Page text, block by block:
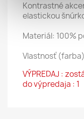
Kontrastné
elastickou
Materiál: 100%
Vlastnosť
VÝPREDAJ :
do výpredaja : 1